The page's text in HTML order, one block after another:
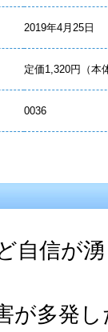
2019年4月25日
定価1,320円（本
0036
自信が
が多発